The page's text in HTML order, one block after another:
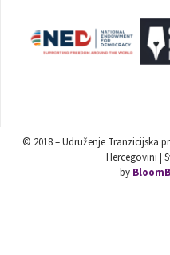
© 2018 – Udruženje Tranzicijska
Hercegovini |
by